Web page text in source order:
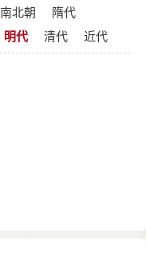
南北朝
隋代
明代 清代 近代